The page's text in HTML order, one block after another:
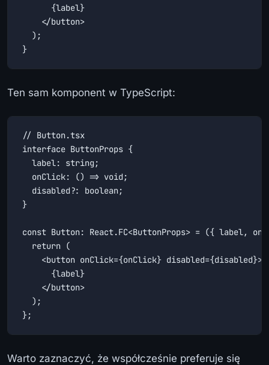
      {label}
    </button>
  );
}
Ten sam komponent w TypeScript:
// Button.tsx
interface ButtonProps {
  label: string;
  onClick: () => void;
  disabled?: boolean;
}
const Button: React.FC<ButtonProps> = ({ label,
  return (
    <button onClick={onClick} disabled={disabled}>
      {label}
    </button>
  );
};
Warto zaznaczyć, że współcześnie preferuje się